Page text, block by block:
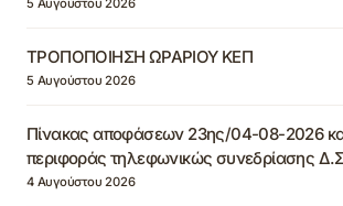
5 Αυγούστου 2026
ΤΡΟΠΟΠΟΙΗΣΗ ΩΡΑΡΙΟΥ ΚΕΠ
5 Αυγούστου 2026
Πίνακας αποφάσεων 23ης/04-08-2026
περιφοράς τηλεφωνικώς συνεδρίασης
4 Αυγούστου 2026